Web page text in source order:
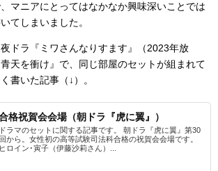
マニアにとってはなかなか興味深いことでは
てしまいました。
ドラ『ミワさんなりすます』（2023年放
天を衝け』で、同じ部屋のセットが組まれて
書いた記事（↓）。
格祝賀会会場（朝ドラ『虎に翼』）
ドラマのセットに関する記事です。 朝ドラ『虎に翼』第30
回から。女性初の高等試験司法科合格の祝賀会会場です。
ヒロイン･寅子（伊藤沙莉さん）...